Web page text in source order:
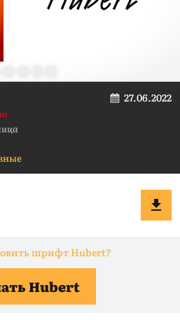
27.06.2022
шрифт Hubert?
Hubert